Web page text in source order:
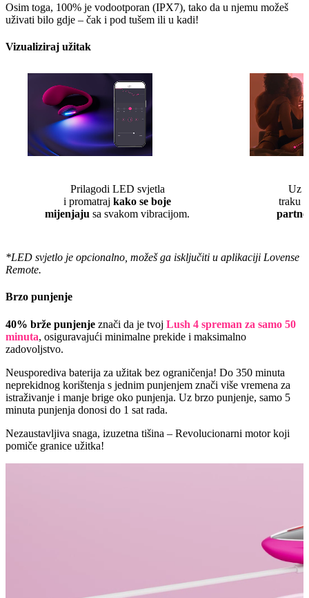
Osim toga, 100% je vodootporan (IPX7), tako da u njemu možeš
uživati bilo gdje – čak i pod tušem ili u kadi!
Vizualiziraj užitak
Prilagodi LED svjetla
i promatraj kako se boje
mijenjaju sa svakom vibracijom.
Uz
traku
*LED svjetlo je opcionalno, možeš ga isključiti u aplikaciji Lovense
Remote.
Brzo punjenje
40% brže punjenje znači da je tvoj Lush 4 spreman za samo 50
minuta, osiguravajući minimalne prekide i maksimalno
zadovoljstvo.
Neusporediva baterija za užitak bez ograničenja! Do 350 minuta
neprekidnog korištenja s jednim punjenjem znači više vremena za
istraživanje i manje brige oko punjenja. Uz brzo punjenje, samo 5
minuta punjenja donosi do 1 sat rada.
Nezaustavljiva snaga, izuzetna tišina – Revolucionarni motor koji
pomiče granice užitka!